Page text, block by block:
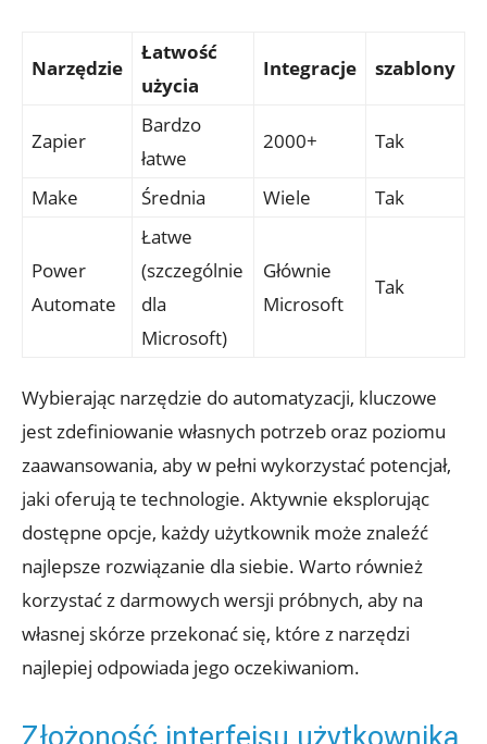
Narzędzie
Łatwość
użycia
Integracje szablony
Zapier
Bardzo
łatwe
2000+ Tak
Make Średnia Wiele Tak
Power ​
Automate
Łatwe
(szczególnie
dla
Microsoft)
Głównie
Microsoft
Tak
Wybierając narzędzie do automatyzacji, kluczowe
jest zdefiniowanie własnych potrzeb oraz poziomu
‍zaawansowania, aby w pełni wykorzystać potencjał,
jaki oferują te technologie. Aktywnie eksplorując
dostępne opcje, każdy użytkownik może​ znaleźć
najlepsze rozwiązanie dla siebie. Warto również
korzystać⁣ z darmowych wersji próbnych, aby na
własnej skórze przekonać się, które z ⁤narzędzi
najlepiej ‌odpowiada jego oczekiwaniom.